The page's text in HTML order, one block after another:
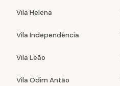
Vila Helena
Vila Independência
Vila Leão
Vila Odim Antão